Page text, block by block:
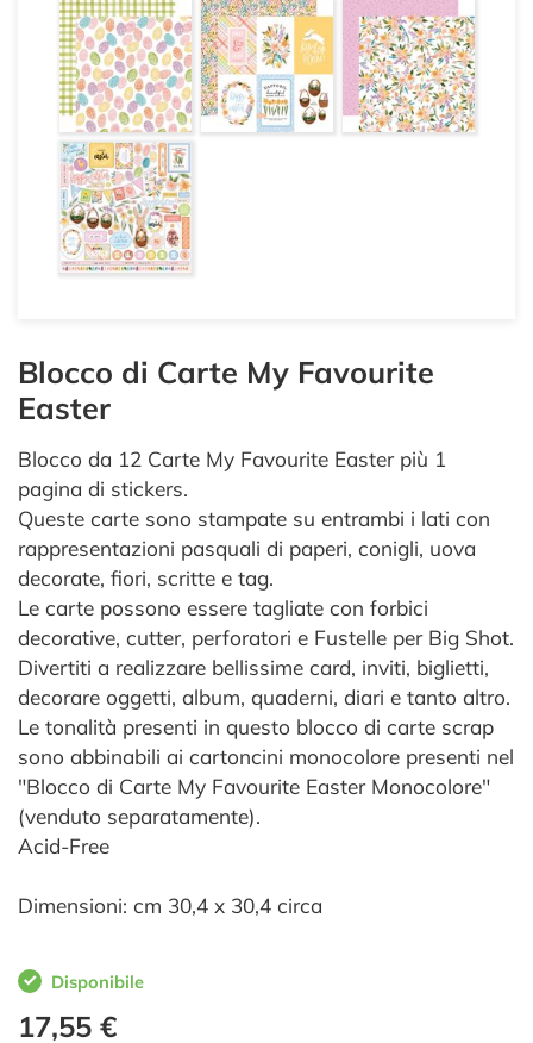
Blocco di Carte My Favourite
Easter
Blocco da 12 Carte My Favourite Easter più 1
pagina di stickers.
Queste carte sono stampate su entrambi i lati con
rappresentazioni pasquali di paperi, conigli, uova
decorate, fiori, scritte e tag.
Le carte possono essere tagliate con forbici
decorative, cutter, perforatori e Fustelle per Big Shot.
Divertiti a realizzare bellissime card, inviti, biglietti,
decorare oggetti, album, quaderni, diari e tanto altro.
Le tonalità presenti in questo blocco di carte scrap
sono abbinabili ai cartoncini monocolore presenti nel
"Blocco di Carte My Favourite Easter Monocolore"
(venduto separatamente).
Acid-Free
Dimensioni: cm 30,4 x 30,4 circa
Disponibile
17,55 €